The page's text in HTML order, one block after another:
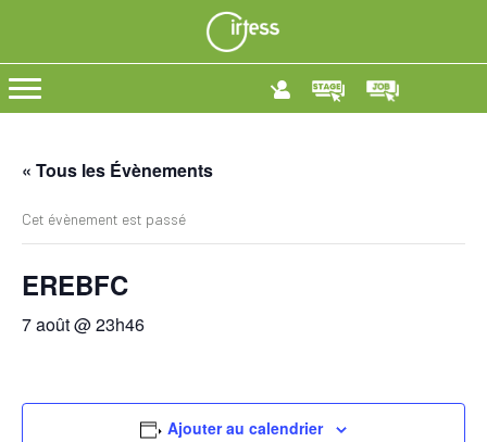
« Tous les Évènements
Cet évènement est passé
EREBFC
7 août @ 23h46
Ajouter au calendrier